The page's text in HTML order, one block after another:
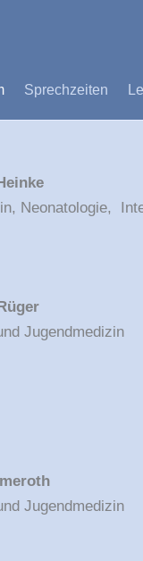
Sprechzeiten
Neonatologie,
Jugendmedizin
Jugendmedizin